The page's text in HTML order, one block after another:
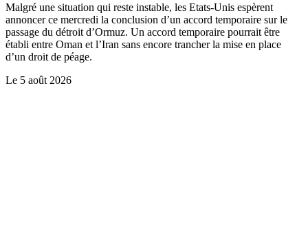
Malgré une situation qui reste instable, les Etats-Unis espèrent
annoncer ce mercredi la conclusion d’un accord temporaire sur le
passage du détroit d’Ormuz. Un accord temporaire pourrait être
établi entre Oman et l’Iran sans encore trancher la mise en place
d’un droit de péage.
Le 5 août 2026